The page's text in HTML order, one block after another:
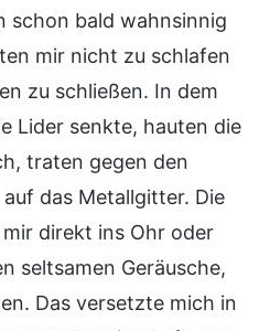
schon bald wahnsinnig
mir nicht zu schlafen
zu schließen. In dem
Lider senkte, hauten die
traten gegen den
das Metallgitter. Die
direkt ins Ohr oder
seltsamen Geräusche,
Das versetzte mich in